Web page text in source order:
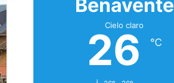
Benavente
Cielo claro
26 ℃